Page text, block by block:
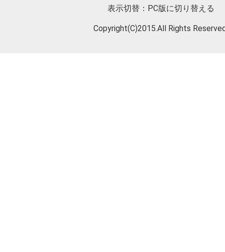
表示切替： PC版に切り替える
Copyright(C)2015.All Rights